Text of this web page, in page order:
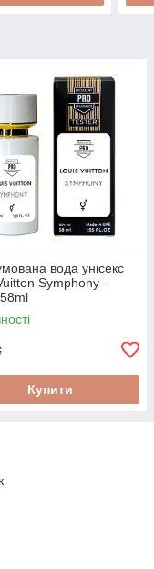
вода унісекс
Symphony -
Купити